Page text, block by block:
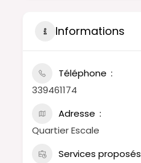
Informations
Téléphone
339461174
Adresse
Quartier Escale
Services proposés